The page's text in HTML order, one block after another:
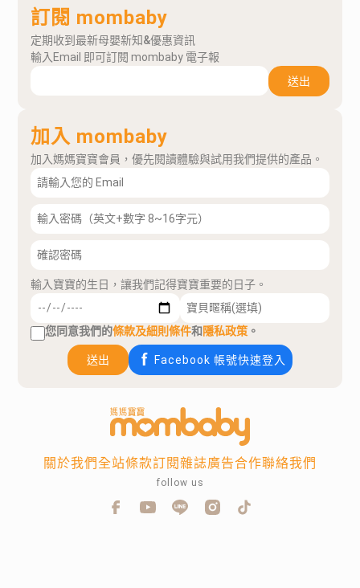
訂閱 mombaby
定期收到最新母嬰新知&優惠資訊
輸入Email 即可訂閱 mombaby 電子報
送出
加入 mombaby
加入媽媽寶寶會員，優先閱讀體驗與試用我們提供的產品。
輸入寶寶的生日，讓我們記得寶寶重要的日子。
您同意我們的條款及細則條件和隱私政策 。
送出 Facebook 帳號快速登入
關於我們全站條款訂閱雜誌廣告合作聯絡我們
follow us